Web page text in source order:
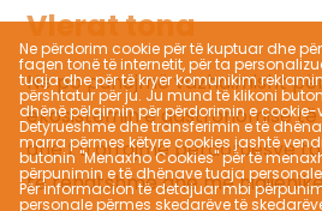
Ne përdorim cookie për të kuptuar dhe
faqen tonë të internetit, për ta
tuaja dhe për të kryer komunikim
përshtatur për ju. Ju mund të klikoni
dhënë pëlqimin për përdorimin e cookie-
Detyrueshme dhe transferimin e të
marra përmes këtyre cookies jashtë
butonin "Menaxho Cookies" për të
përpunimin e të dhënave tuaja
Për informacion të detajuar mbi
personale përmes skedarëve të
Vlerat tona